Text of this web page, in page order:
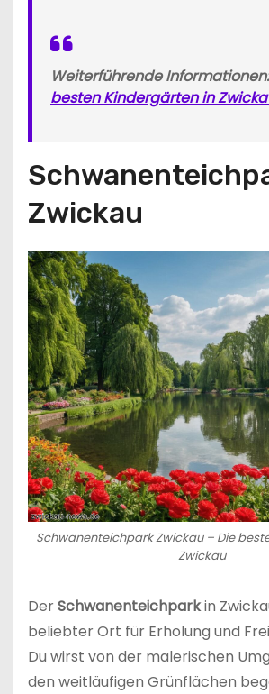
Weiterführende
besten Kindergärten in
Zwickau
Schwanenteichpark Zwickau – Die
Zwickau
DerSchwanenteichparkin
beliebter Ort für Erholung und
Du wirst von der malerischen
den weitläufigen Grünflächen